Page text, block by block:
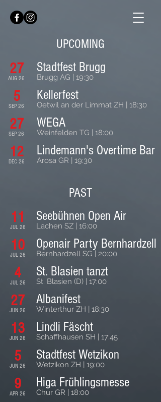
UPCOMING
27
AUG 26
Stadtfest Brugg
Brugg AG | 19:30
5
SEP 26
Kellerfest
Oetwil an der Limmat ZH | 18:30
27
SEP 26
WEGA
Weinfelden TG | 18:00
12
DEC 26
Lindemann's Overtime Bar
Arosa GR | 19:30
PAST
11
JUL 26
Seebühnen Open Air
Lachen SZ | 16:00
10
JUL 26
Openair Party Bernhardzell
Bernhardzell SG | 20:00
4
JUL 26
St. Blasien tanzt
St. Blasien (D) | 17:00
27
JUN 26
Albanifest
Winterthur ZH | 18:30
13
JUN 26
Lindli Fäscht
Schaffhausen SH | 17:45
5
JUN 26
Stadtfest Wetzikon
Wetzikon ZH | 19:00
9
APR 26
Higa Frühlingsmesse
Chur GR | 18:00